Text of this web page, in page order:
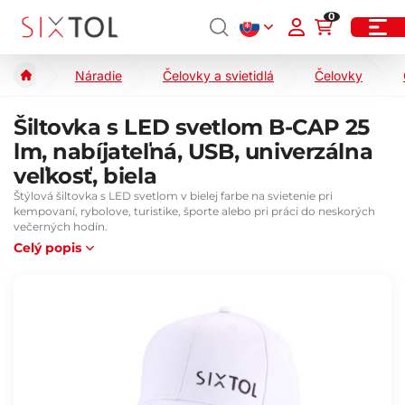
0
Náradie Čelovky a svietidlá Čelovky
Šiltovka s LED svetlom B-CAP 25
lm, nabíjateľná, USB, univerzálna
veľkosť, biela
Štýlová šiltovka s LED svetlom v bielej farbe na svietenie pri
kempovaní, rybolove, turistike, športe alebo pri práci do neskorých
večerných hodín.
Celý popis